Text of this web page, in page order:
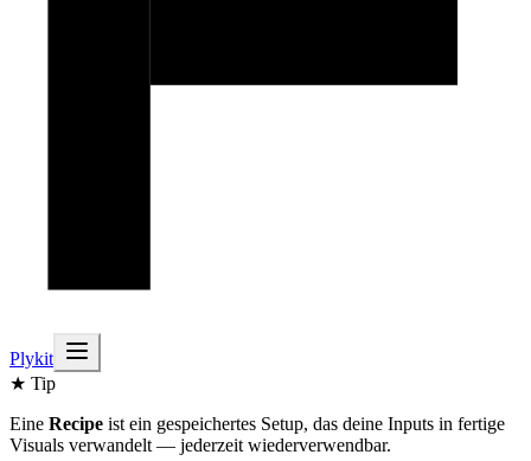
Plykit
★ Tip
Eine Recipe ist ein gespeichertes Setup, das deine Inputs in fertige
Visuals verwandelt — jederzeit wiederverwendbar.